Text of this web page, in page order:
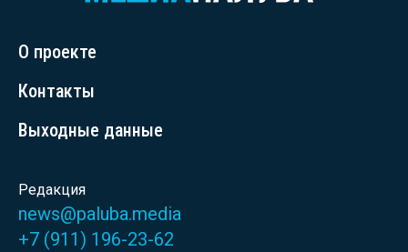
О проекте
Контакты
Выходные данные
Редакция
news@paluba.media
+7 (911) 196-23-62